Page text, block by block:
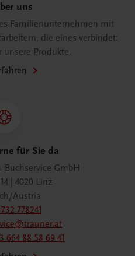
uns
Familienunternehmen mit
die eines verbindet:
unsere Produkte.
für Sie da
Buchservice GmbH
| 4020 Linz
Austria
778241
664 88 58 69 41